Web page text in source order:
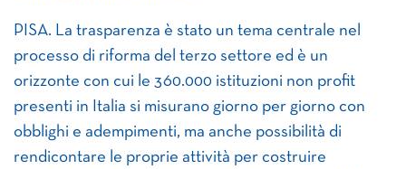
PISA. La trasparenza è stato un tema centrale nel
processo di riforma del terzo settore ed è un
orizzonte con cui le 360.000 istituzioni non profit
presenti in Italia si misurano giorno per giorno con
obblighi e adempimenti, ma anche possibilità di
rendicontare le proprie attività per costruire